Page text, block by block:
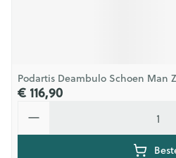
Podartis Deambulo Schoen Man
€ 116,90